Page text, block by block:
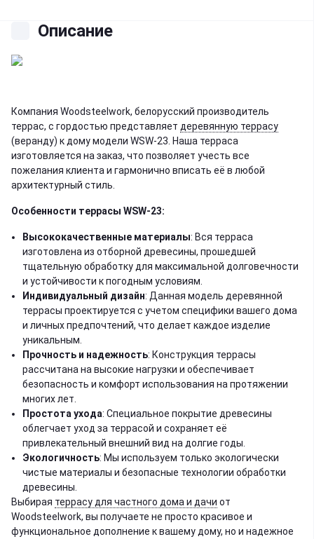
Описание
Компания Woodsteelwork, белорусский производитель
террас, с гордостью представляет деревянную террасу
(веранду) к дому модели WSW-23. Наша терраса
изготовляется на заказ, что позволяет учесть все
пожелания клиента и гармонично вписать её в любой
архитектурный стиль.
Особенности террасы WSW-23:
Высококачественные материалы: Вся терраса
изготовлена из отборной древесины, прошедшей
тщательную обработку для максимальной долговечности
и устойчивости к погодным условиям.
Индивидуальный дизайн: Данная модель деревянной
террасы проектируется с учетом специфики вашего дома
и личных предпочтений, что делает каждое изделие
уникальным.
Прочность и надежность: Конструкция террасы
рассчитана на высокие нагрузки и обеспечивает
безопасность и комфорт использования на протяжении
многих лет.
Простота ухода: Специальное покрытие древесины
облегчает уход за террасой и сохраняет её
привлекательный внешний вид на долгие годы.
Экологичность: Мы используем только экологически
чистые материалы и безопасные технологии обработки
древесины.
Выбирая террасу для частного дома и дачи от
Woodsteelwork, вы получаете не просто красивое и
функциональное дополнение к вашему дому, но и надежное